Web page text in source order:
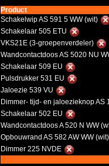
Product
Schakelwip AS 591 5 WW (wit)
Schakelaar 505 ETU
VKS21E (3-groepenverdeler)
Wandcontactdoos AS 5020 NU
Schakelaar 509 EU
Pulsdrukker 531 EU
Jaloezie 539 VU
Dimmer- tijd- en jaloezieknop AS
Schakelaar 502 EU
Wandcontactdoos A 520 N WW
Opbouwrand AS 582 AW WW
Dimmer 225 NVDE